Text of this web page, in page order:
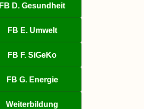
FB D. Gesundheit
FB E. Umwelt
FB F. SiGeKo
FB G. Energie
Weiterbildung